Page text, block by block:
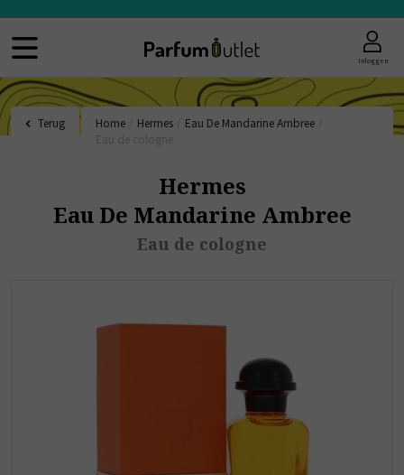
Inloggen
Terug Home Hermes Eau De Mandarine Ambree
Hermes
Eau De Mandarine Ambree
Eau de cologne